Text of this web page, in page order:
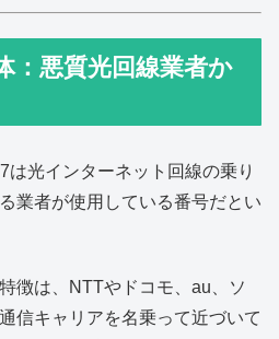
：悪質光回線業者か
光インターネット回線の乗り
業者が使用している番号だとい
徴は、NTTやドコモ、au、ソ
信キャリアを名乗って近づいて